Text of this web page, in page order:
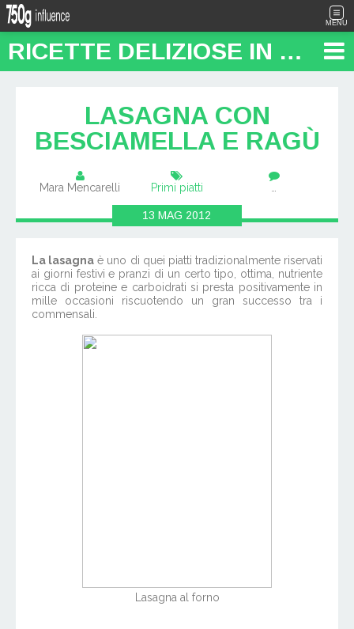
MENU
RICETTE DELIZIOSE IN PENTOLA: "FOOD TRAVEL BLOG"
LASAGNA CON
BESCIAMELLA E RAGÙ
Mara Mencarelli Primi piatti …
13MAG 2012
La lasagna è uno di quei piatti tradizionalmente riservati
ai giorni festivi e pranzi di un certo tipo, ottima, nutriente
ricca di proteine e carboidrati si presta positivamente in
mille occasioni riscuotendo un gran successo tra i
commensali.
Lasagna al forno